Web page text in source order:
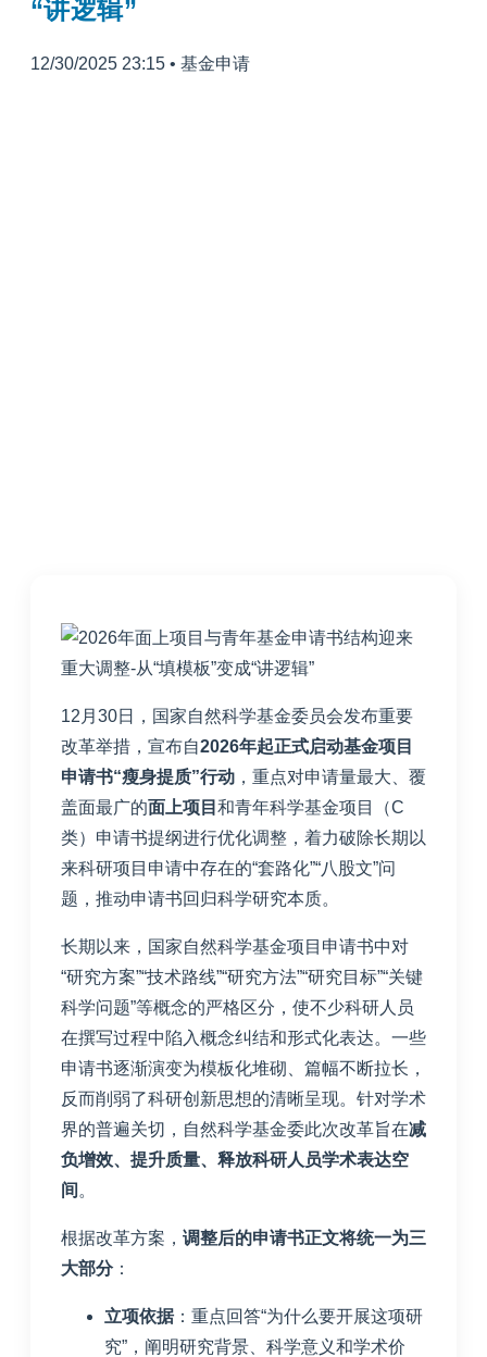
“讲逻辑”
12/30/2025 23:15 • 基金申请
12月30日，国家自然科学基金委员会发布重要
改革举措，宣布自2026年起正式启动基金项目
申请书“瘦身提质”行动 ，重点对申请量最大、覆
盖面最广的面上项目 和青年科学基金项目（C
类）申请书提纲进行优化调整，着力破除长期以
来科研项目申请中存在的“套路化”“八股文”问
题，推动申请书回归科学研究本质。
长期以来，国家自然科学基金项目申请书中对
“研究方案”“技术路线”“研究方法”“研究目标”“关键
科学问题”等概念的严格区分，使不少科研人员
在撰写过程中陷入概念纠结和形式化表达。一些
申请书逐渐演变为模板化堆砌、篇幅不断拉长，
反而削弱了科研创新思想的清晰呈现。针对学术
界的普遍关切，自然科学基金委此次改革旨在减
负增效、提升质量、释放科研人员学术表达空
间 。
根据改革方案， 调整后的申请书正文将统一为三
大部分：
立项依据：重点回答“为什么要开展这项研
究”，阐明研究背景、科学意义和学术价